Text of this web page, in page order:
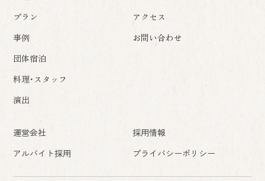
プラン
事例
団体宿泊
料理・スタッフ
演出
アクセス
お問い合わせ
運営会社
採用情報
アルバイト採用
プライバシーポリシー